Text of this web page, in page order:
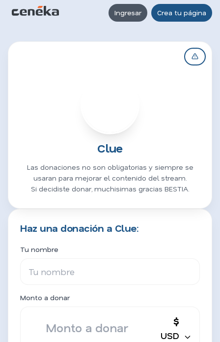
Ingresar Crea tu página
Clue
Las donaciones no son obligatorias y siempre se
usaran para mejorar el contenido del stream.
Si decidiste donar, muchisimas gracias BESTIA.
Haz una donación a Clue:
Tu nombre
Monto a donar
$
USD